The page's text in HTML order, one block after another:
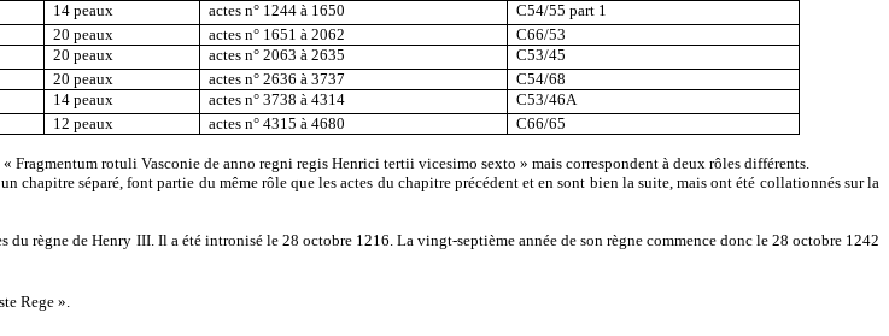
14 peaux actes n° 1244 à 1650
C54/55 part 1
20 peaux actes n° 1651 à 2062
C66/53
20 peaux actes n° 2063 à 2635
C53/45
20 peaux actes n° 2636 à 3737
C54/68
14 peaux actes n° 3738 à 4314
C53/46A
12 peaux actes n° 4315 à 4680 C66/65
Fragmentum rotuli Vasconie de anno regni regis Henrici tertii vicesimo sexto » mais correspondent à deux rôles différents.
chapitre séparé, font partie du même rôle que les actes du chapitre précédent et en sont bien la suite, mais ont été collationnés sur la
du règne de Henry III. Il a été intronisé le 28 octobre 1216. La vingt-septième année de son règne commence donc le 28 octobre 1242
Rege ».